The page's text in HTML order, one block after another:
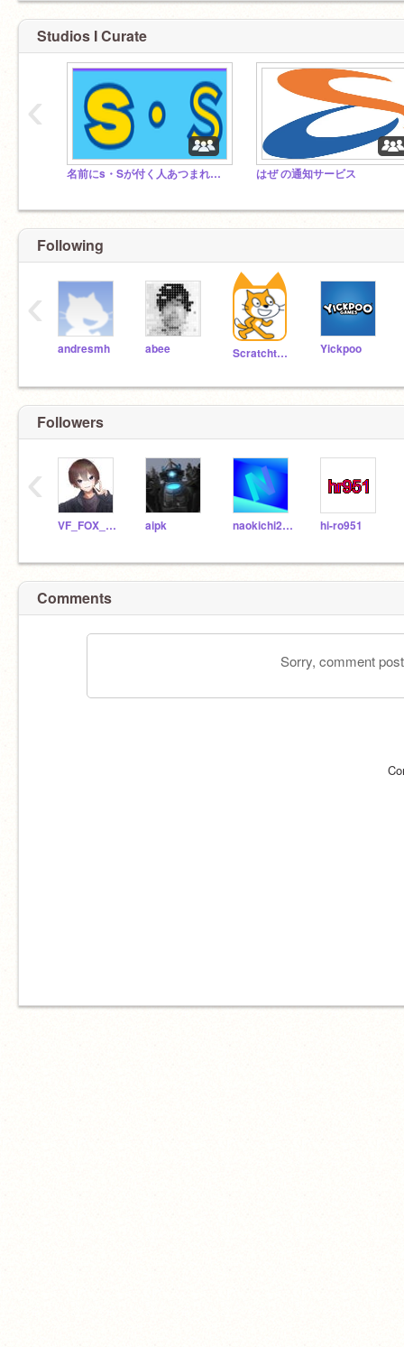
Studios I Curate
名前にs・Sが付く人あつまれぇ〜〜〜〜〜 はぜ の通知サービス
‹
Following
andresmh abee Scratchteam Yickpoo
‹
Followers
VF_FOX_YouTube aipk naokichi220 hi-ro951
‹
Comments
Sorry, comment